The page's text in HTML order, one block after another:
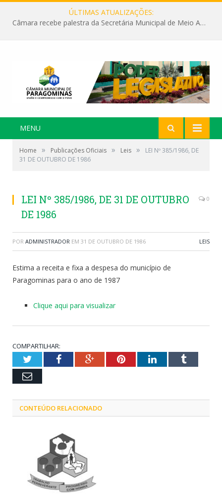
ÚLTIMAS ATUALIZAÇÕES:
Câmara recebe palestra da Secretária Municipal de Meio Ambiente sobre as ações da “SEMANA DO MEIO AMBIENTE”
MENU
Home » Publicações Oficiais » Leis »
LEI Nº 385/1986, DE
31 DE OUTUBRO DE 1986
LEI Nº 385/1986, DE 31 DE OUTUBRO
DE 1986
0
POR ADMINISTRADOR EM 31 DE OUTUBRO DE 1986 LEIS
Estima a receita e fixa a despesa do município de
Paragominas para o ano de 1987
Clique aqui para visualizar
COMPARTILHAR:
TwitterFacebookGoogle+PinterestLinkedInTumblr
Email
CONTEÚDO RELACIONADO